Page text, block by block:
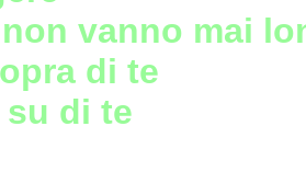
vanno mai
di te
di te